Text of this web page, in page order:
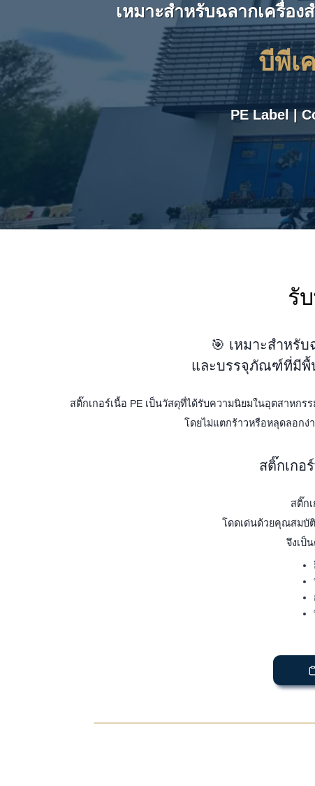
เหมาะสำหรับฉลากเครื่อ
บีพีเ
PE Label |
รั
🎯 เหมาะสำหรั
และบรรจุภัณฑ์ที่มีพื้
สติ๊กเกอร์เนื้อ PE เป็นวัสดุที่ได้รับความนิยมในอุตสาหก
โดยไม่แตกร้าวหรือหลุดลอก
สติ๊กเกอ
สติ๊ก
โดดเด่นด้วยคุณสมบั
จึงเป็